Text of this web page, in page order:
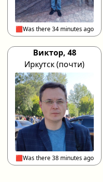
🟥Was there 34 minutes ago
Виктор, 48
Иркутск (почти)
🟥Was there 38 minutes ago